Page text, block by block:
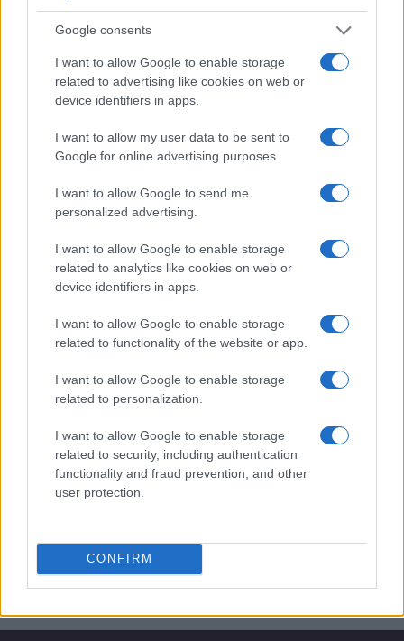
Google consents
I want to allow Google to enable storage
related to advertising like cookies on web or
device identifiers in apps.
I want to allow my user data to be sent to
Google for online advertising purposes.
I want to allow Google to send me
personalized advertising.
I want to allow Google to enable storage
related to analytics like cookies on web or
device identifiers in apps.
I want to allow Google to enable storage
related to functionality of the website or app.
I want to allow Google to enable storage
related to personalization.
I want to allow Google to enable storage
related to security, including authentication
functionality and fraud prevention, and other
user protection.
CONFIRM
Coldcard: l’attacco informatico che ha rubato 1600
bitcoin
Cristian Castiglioni · 8 Ago 2026
PIÙ LETTI
L’estate che ci insegna a fiorire
Don Antonio Mazzi: la vita e l’eredità del prete di strada
Exodus
Guida alle fonti gossip: riconoscere notizie credibili e
scartare i rumor tossici
tensioni politiche